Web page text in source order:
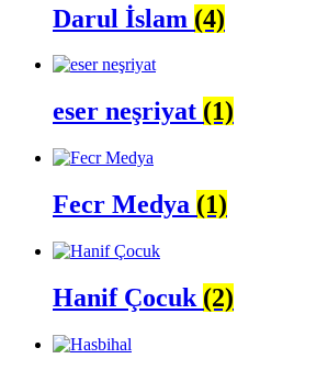
Darul İslam (4)
eser neşriyat (1)
Fecr Medya (1)
Hanif Çocuk (2)